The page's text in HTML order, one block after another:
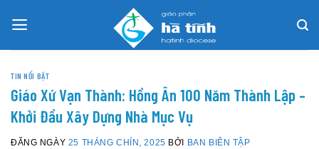
TIN NỔI BẬT
Giáo Xứ Vạn Thành: Hồng Ân 100 Năm Thành Lập –
Khởi Đầu Xây Dựng Nhà Mục Vụ
ĐĂNG NGÀY 25 THÁNG CHÍN, 2025 BỞI BAN BIÊN TẬP